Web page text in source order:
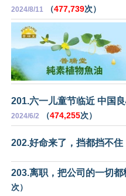
2024/8/11 （477,739次）
201.六一儿童节临近 中国
2024/6/2 （474,255次）
202.好命来了，挡都挡不住
203.离职，把公司的一切都
次）